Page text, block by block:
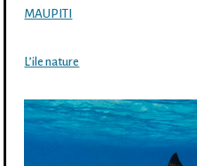
MAUPITI
L’ile nature